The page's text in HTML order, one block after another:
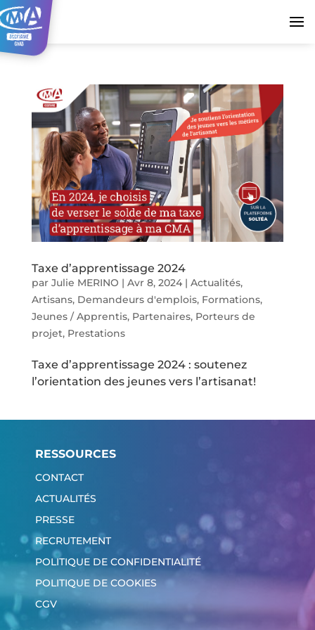
Taxe d’apprentissage 2024
par Julie MERINO | Avr 8, 2024| Actualités,
Artisans, Demandeurs d'emplois, Formations,
Jeunes / Apprentis, Partenaires, Porteurs de
projet, Prestations
Taxe d’apprentissage 2024 : soutenez
l’orientation des jeunes vers l’artisanat!
RESSOURCES
CONTACT
ACTUALITÉS
PRESSE
RECRUTEMENT
POLITIQUE DE CONFIDENTIALITÉ
POLITIQUE DE COOKIES
CGV